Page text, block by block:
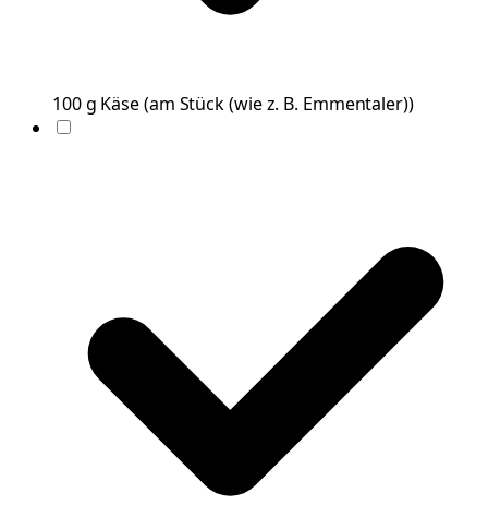
100g Käse(am Stück (wie z. B. Emmentaler))